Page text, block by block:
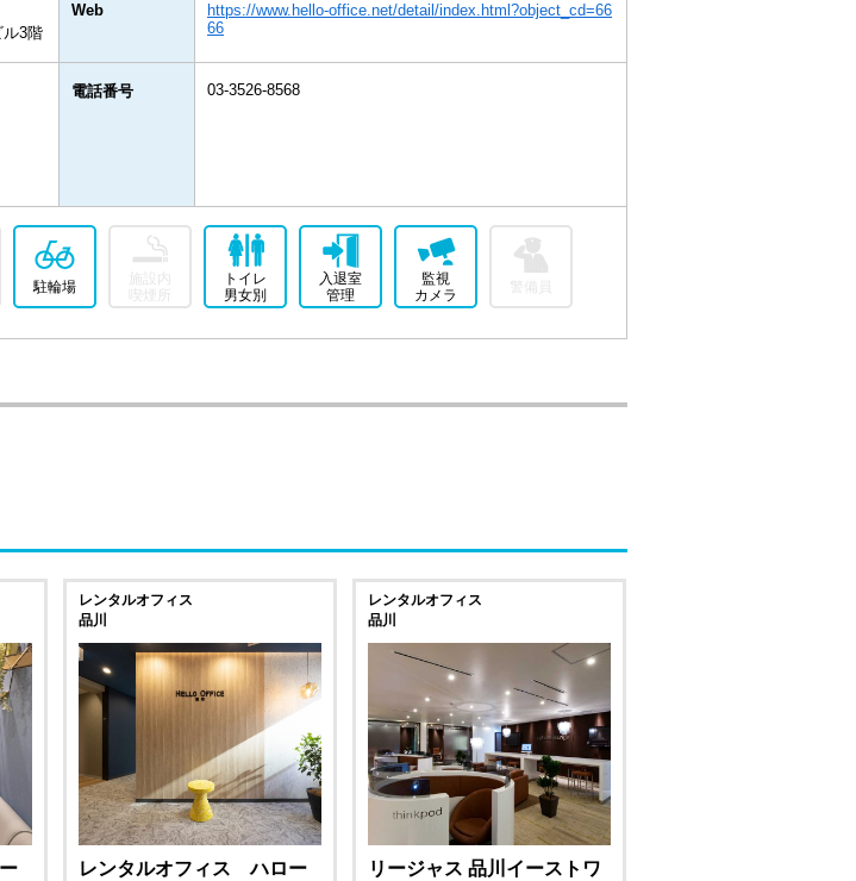
3階
Web
https://www.hello-office.net/detail/index.html?object_cd=66
66
電話番号 03-3526-8568
駐輪場
施設内
喫煙所
トイレ
男女別
入退室
管理
監視
カメラ
レンタルオフィス
品川
レンタルオフィス ハロー
レンタルオフィス
品川
リージャス 品川イーストワ